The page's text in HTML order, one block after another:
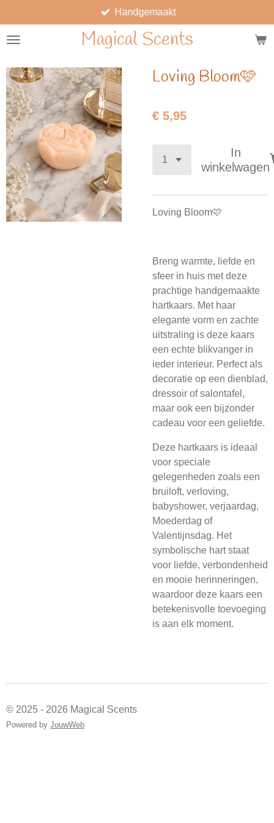
direct
naar
hoofdinhoud
Magical Scents
Handgemaakt
Loving Bloom🩷
€ 5,95
In
winkelwagen
Loving Bloom🩷
Breng warmte, liefde en
sfeer in huis met deze
prachtige handgemaakte
hartkaars. Met haar
elegante vorm en zachte
uitstraling is deze kaars
een echte blikvanger in
ieder interieur. Perfect als
decoratie op een dienblad,
dressoir of salontafel,
maar ook een bijzonder
cadeau voor een geliefde.
Deze hartkaars is ideaal
voor speciale
gelegenheden zoals een
bruiloft, verloving,
babyshower, verjaardag,
Moederdag of
Valentijnsdag. Het
symbolische hart staat
voor liefde, verbondenheid
en mooie herinneringen,
waardoor deze kaars een
betekenisvolle toevoeging
is aan elk moment.
© 2025 - 2026 Magical Scents
Powered by JouwWeb